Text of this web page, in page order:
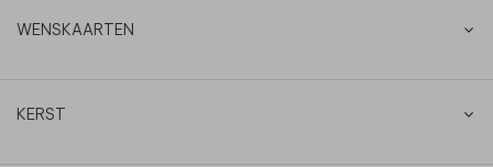
WENSKAARTEN
KERST